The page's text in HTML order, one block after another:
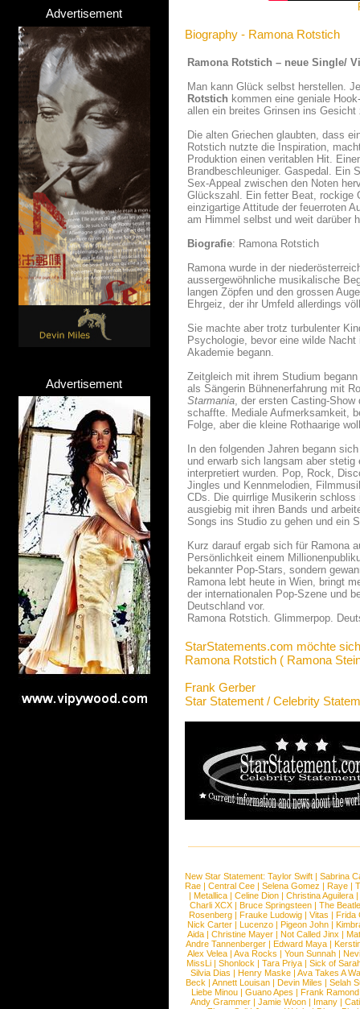
Advertisement
Advertisement
Biography - Ramona Rotstich
Ramona Rotstich – neue Single/
Man kann Glück selbst herstellen.
Rotstich kommen eine geniale
allen ein breites Grinsen ins
Die alten Griechen glaubten, dass
Rotstich nutzte die Inspiration,
Produktion einen veritablen Hit.
Brandbeschleuniger. Gaspedal. Ein
Sex-Appeal zwischen den Noten
Glückszahl. Ein fetter Beat, rockige
einzigartige Attitude der feuerroten
am Himmel selbst und weit darüber
Biografie: Ramona Rotstich
Ramona wurde in der
aussergewöhnliche musikalische
langen Zöpfen und den grossen
Ehrgeiz, der ihr Umfeld allerdings
Sie machte aber trotz turbulenter
Psychologie, bevor eine wilde
Akademie begann.
Zeitgleich mit ihrem Studium
als Sängerin Bühnenerfahrung mit
Starmania, der ersten Casting-
schaffte. Mediale Aufmerksamkeit,
Folge, aber die kleine Rothaarige
In den folgenden Jahren begann
und erwarb sich langsam aber
interpretiert wurden. Pop, Rock,
Jingles und Kennmelodien,
CDs. Die quirrlige Musikerin
ausgiebig mit ihren Bands und
Songs ins Studio zu gehen und ein
Kurz darauf ergab sich für Ramona
Persönlichkeit einem
bekannter Pop-Stars, sondern
Ramona lebt heute in Wien, bringt
der internationalen Pop-Szene und
Deutschland vor.
Ramona Rotstich. Glimmerpop.
StarStatements.com möchte
Ramona Rotstich ( Ramona
Frank Gerber
Star Statement / Celebrity
New Star Statement: Taylor Swift | Sabrina
Rae |Central Cee |Selena Gomez |Raye |
| Metallica | Celine Dion | Christina Aguilera |
Charli XCX |Bruce Springsteen |The
Rosenberg | Frauke Ludowig | Vitas | Frida
Nick Carter | Lucenzo | Pigeon John |
Aida |Christine Mayer |Not Called Jinx |
Andre Tannenberger | Edward Maya |
Alex Velea | Ava Rocks | Youn Sunnah |
MissLi | Shonlock | Tara Priya | Sick of
Silvia Dias |Henry Maske |Ava Takes A
Beck |Annett Louisan |Devin Miles |Selah
Liebe Minou |Guano Apes |Frank Ramond
Andy Grammer |Jamie Woon | Imany |